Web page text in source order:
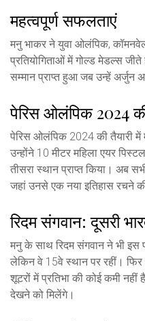
महत्वपूर्ण सफलताएं
मनु भाकर ने युवा ओलंपिक,
प्रतियोगिताओं में गोल्ड मेडल्स
सम्मान प्राप्त हुआ जब उन्हें अर्जुन
पेरिस ओलंपिक 2024
पेरिस ओलंपिक 2024 की तैयारी में
उन्होंने 10 मीटर महिला एयर
तीसरा स्थान प्राप्त किया। अब
जहां उनसे एक नया इतिहास रचने
रिदम संगवान: दूसरी
मनु के साथ रिदम संगवान ने भी इस
लेकिन वे 15वे स्थान पर रहीं। फिर
शूटरों में प्रतिभा की कोई कमी
देखने को मिलेंगे।